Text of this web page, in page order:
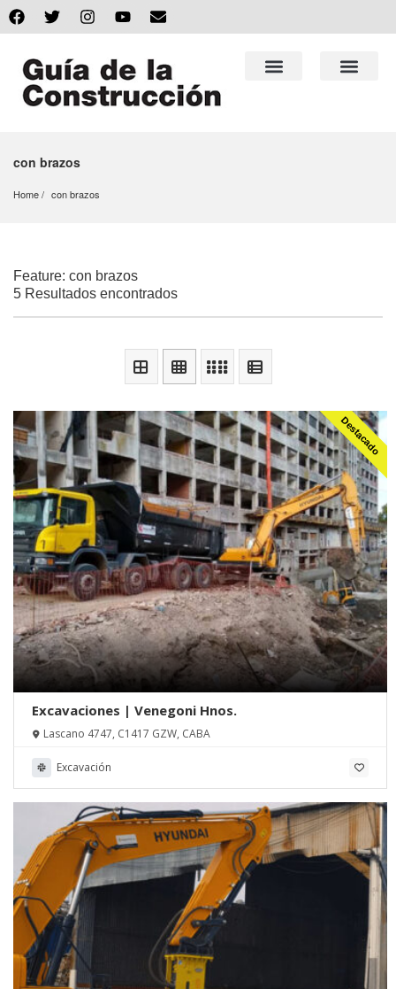
con brazos
Home con brazos
Feature: con brazos
5 Resultados encontrados
Destacado
Excavaciones | Venegoni Hnos.
Lascano 4747, C1417 GZW, CABA
Excavación